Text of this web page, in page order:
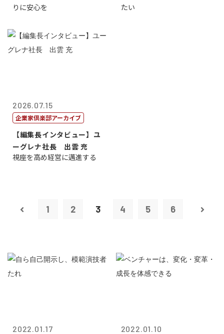
りに安心を
たい
2026.07.15
企業家倶楽部アーカイブ
【編集長インタビュー】ユ
ーグレナ社長 出雲 充
視座を高め経営に邁進する
1 2 3 4 5 6
2022.01.17 2022.01.10